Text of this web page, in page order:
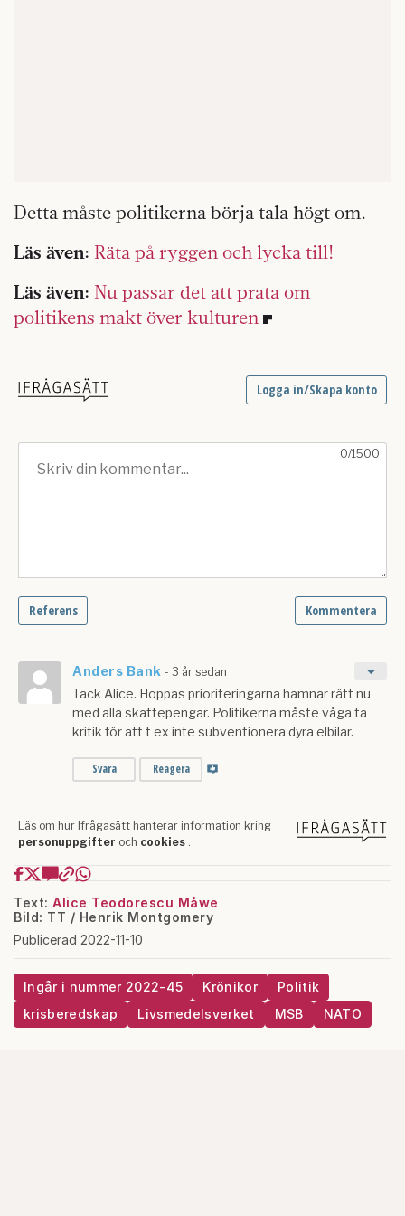
Detta måste politikerna börja tala högt om.
Läs även: Räta på ryggen och lycka till!
Läs även: Nu passar det att prata om
politikens makt över kulturen
Text: Alice Teodorescu Måwe
Bild: TT / Henrik Montgomery
Publicerad 2022-11-10
Ingår i nummer 2022-45 Krönikor
Politik
krisberedskap
Livsmedelsverket MSB NATO